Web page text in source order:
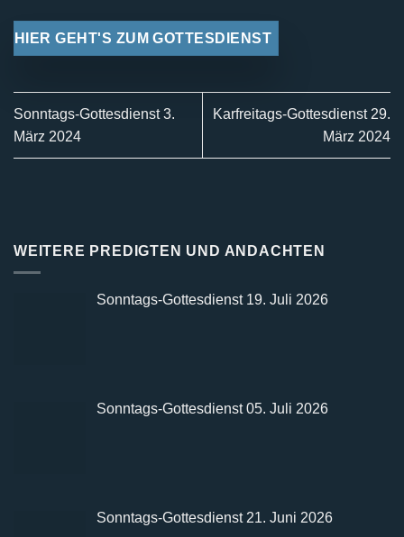
HIER GEHT'S ZUM GOTTESDIENST
Sonntags-Gottesdienst 3.
März 2024
Karfreitags-Gottesdienst 29.
März 2024
WEITERE PREDIGTEN UND ANDACHTEN
Sonntags-Gottesdienst 19. Juli 2026
Sonntags-Gottesdienst 05. Juli 2026
Sonntags-Gottesdienst 21. Juni 2026